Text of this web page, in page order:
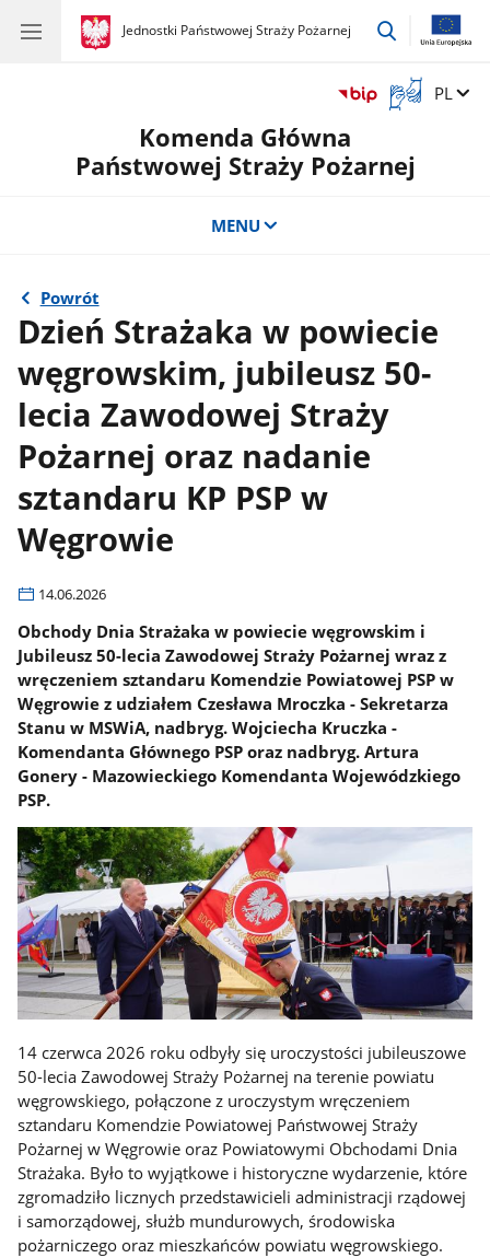
gov.pl
Jednostki Państwowej Straży Pożarnej
gov.pl
Jednostki
przejdź
Otwórz
okno
tłumaczem
języka
Zmień
PL
Komenda Główna
Państwowej Straży Pożarnej
MENU
Powrót
Dzień Strażaka w powiecie
węgrowskim, jubileusz 50-
lecia Zawodowej Straży
Pożarnej oraz nadanie
sztandaru KP PSP w
Węgrowie
14.06.2026
Obchody Dnia Strażaka w powiecie węgrowskim i
Jubileusz 50-lecia Zawodowej Straży Pożarnej wraz z
wręczeniem sztandaru Komendzie Powiatowej PSP w
Węgrowie z udziałem Czesława Mroczka - Sekretarza
Stanu w MSWiA, nadbryg. Wojciecha Kruczka -
Komendanta Głównego PSP oraz nadbryg. Artura
Gonery - Mazowieckiego Komendanta Wojewódzkiego
PSP.
14 czerwca 2026 roku odbyły się uroczystości jubileuszowe
50-lecia Zawodowej Straży Pożarnej na terenie powiatu
węgrowskiego, połączone z uroczystym wręczeniem
sztandaru Komendzie Powiatowej Państwowej Straży
Pożarnej w Węgrowie oraz Powiatowymi Obchodami Dnia
Strażaka. Było to wyjątkowe i historyczne wydarzenie, które
zgromadziło licznych przedstawicieli administracji rządowej
i samorządowej, służb mundurowych, środowiska
pożarniczego oraz mieszkańców powiatu węgrowskiego.